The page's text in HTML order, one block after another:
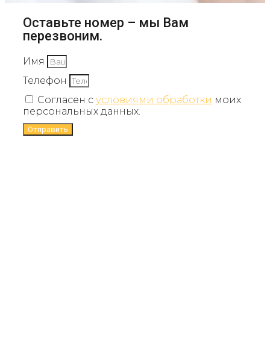
Оставьте номер – мы Вам
перезвоним.
Имя
Телефон
Согласен с условиями обработки моих
персональных данных.
Отправить